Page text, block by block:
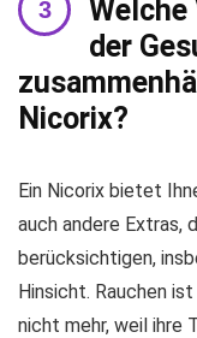
der
Nicorix?
Ein Nicorix bietet
auch andere Extras,
berücksichtigen,
Hinsicht. Rauchen
nicht mehr, weil ihre